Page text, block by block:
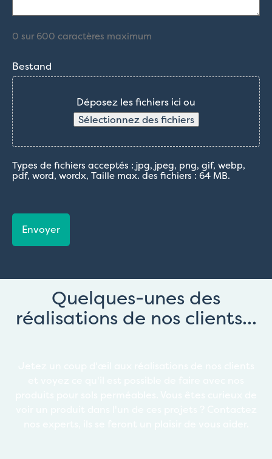
0 sur 600 caractères maximum
Bestand
Déposez les fichiers ici ou
Sélectionnez des fichiers
Types de fichiers acceptés : jpg, jpeg, png, gif, webp,
pdf, word, wordx, Taille max. des fichiers : 64 MB.
Quelques-unes des
réalisations de nos clients...